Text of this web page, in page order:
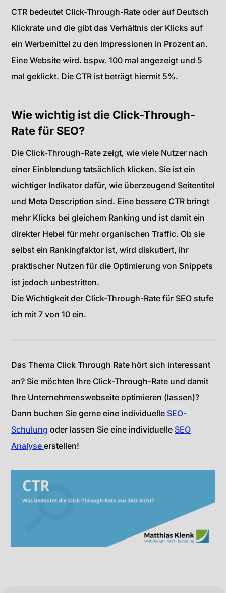
CTR bedeutet Click-Through-Rate oder auf Deutsch
Klickrate und die gibt das Verhältnis der Klicks auf
ein Werbemittel zu den Impressionen in Prozent an.
Eine Website wird. bspw. 100 mal angezeigt und 5
mal geklickt. Die CTR ist beträgt hiermit 5%.
Wie wichtig ist die Click-Through-
Rate für SEO?
Die Click-Through-Rate zeigt, wie viele Nutzer nach
einer Einblendung tatsächlich klicken. Sie ist ein
wichtiger Indikator dafür, wie überzeugend Seitentitel
und Meta Description sind. Eine bessere CTR bringt
mehr Klicks bei gleichem Ranking und ist damit ein
direkter Hebel für mehr organischen Traffic. Ob sie
selbst ein Rankingfaktor ist, wird diskutiert, ihr
praktischer Nutzen für die Optimierung von Snippets
ist jedoch unbestritten.
Die Wichtigkeit der Click-Through-Rate für SEO stufe
ich mit 7 von 10 ein.
Das Thema Click Through Rate hört sich interessant
an? Sie möchten Ihre Click-Through-Rate und damit
Ihre Unternehmenswebseite optimieren (lassen)?
Dann buchen Sie gerne eine individuelle SEO-
Schulung oder lassen Sie eine individuelle SEO
Analyse erstellen!